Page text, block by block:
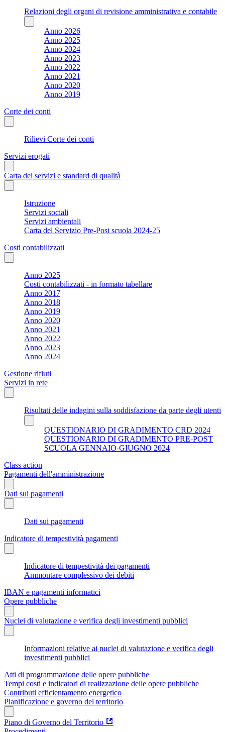
Relazioni degli organi di revisione amministrativa e contabile
Anno 2026
Anno 2025
Anno 2024
Anno 2023
Anno 2022
Anno 2021
Anno 2020
Anno 2019
Corte dei conti
Rilievi Corte dei conti
Servizi erogati
Carta dei servizi e standard di qualità
Istruzione
Servizi sociali
Servizi ambientali
Carta del Servizio Pre-Post scuola 2024-25
Costi contabilizzati
Anno 2025
Costi contabilizzati - in formato tabellare
Anno 2017
Anno 2018
Anno 2019
Anno 2020
Anno 2021
Anno 2022
Anno 2023
Anno 2024
Gestione rifiuti
Servizi in rete
Risultati delle indagini sulla soddisfazione da parte degli utenti
QUESTIONARIO DI GRADIMENTO CRD 2024
QUESTIONARIO DI GRADIMENTO PRE-POST
SCUOLA GENNAIO-GIUGNO 2024
Class action
Pagamenti dell'amministrazione
Dati sui pagamenti
Dati sui pagamenti
Indicatore di tempestività pagamenti
Indicatore di tempestività dei pagamenti
Ammontare complessivo dei debiti
IBAN e pagamenti informatici
Opere pubbliche
Nuclei di valutazione e verifica degli investimenti pubblici
Informazioni relative ai nuclei di valutazione e verifica degli
investimenti pubblici
Atti di programmazione delle opere pubbliche
Tempi costi e indicatori di realizzazione delle opere pubbliche
Contributi efficientamento energetico
Pianificazione e governo del territorio
Piano di Governo del Territorio